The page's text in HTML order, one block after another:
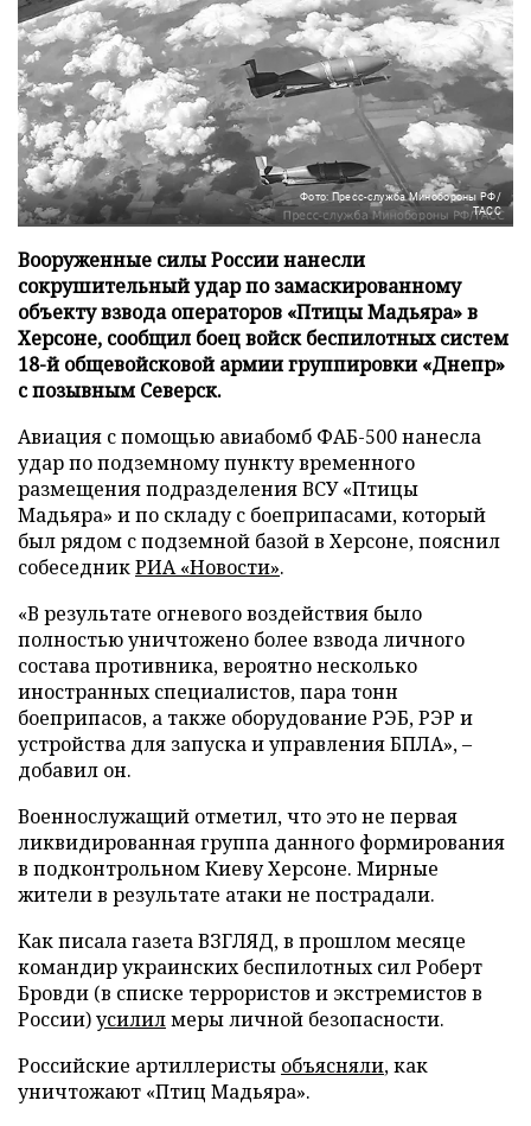
Фото: Пресс-служба Минобороны РФ/
ТАСС
Вооруженные силы России нанесли
сокрушительный удар по замаскированному
объекту взвода операторов «Птицы Мадьяра» в
Херсоне, сообщил боец войск беспилотных систем
18-й общевойсковой армии группировки «Днепр»
с позывным Северск.
Авиация с помощью авиабомб ФАБ-500 нанесла
удар по подземному пункту временного
размещения подразделения ВСУ «Птицы
Мадьяра» и по складу с боеприпасами, который
был рядом с подземной базой в Херсоне, пояснил
собеседникРИА «Новости».
«В результате огневого воздействия было
полностью уничтожено более взвода личного
состава противника, вероятно несколько
иностранных специалистов, пара тонн
боеприпасов, а также оборудование РЭБ, РЭР и
устройства для запуска и управления БПЛА», –
добавил он.
Военнослужащий отметил, что это не первая
ликвидированная группа данного формирования
в подконтрольном Киеву Херсоне. Мирные
жители в результате атаки не пострадали.
Как писала газета ВЗГЛЯД, в прошлом месяце
командир украинских беспилотных сил Роберт
Бровди (в списке террористов и экстремистов в
России)усилилмеры личной безопасности.
Российские артиллеристы объясняли, как
уничтожают «Птиц Мадьяра».